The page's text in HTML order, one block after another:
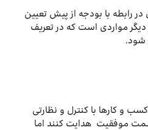
رابطه با بودجه از پیش تعیین
مواردی است که در تعریف
شود.
و کارها با کنترل و نظارتی
سمت موفقیت هدایت کنند اما